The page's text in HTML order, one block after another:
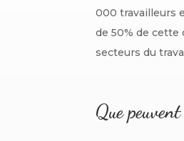
000 travailleurs
de 50% de
secteurs du
Que